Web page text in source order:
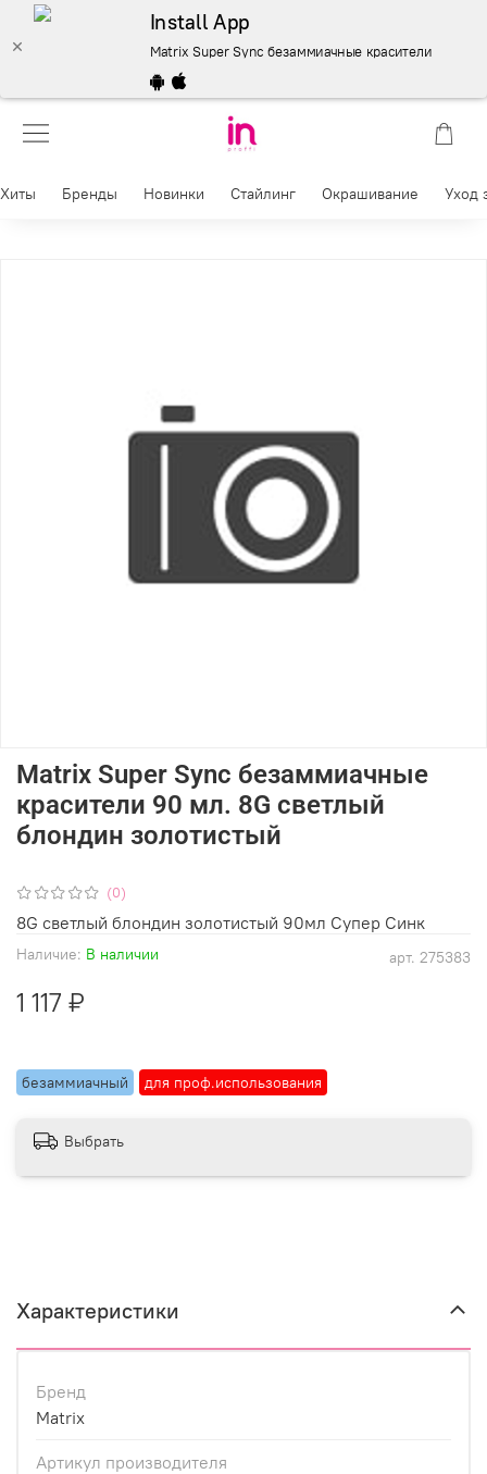
Install App
Matrix Super Sync безаммиачные красители 90 мл.
Хиты Бренды Новинки Стайлинг Окрашивание Уход
(0)
арт. 275383
Наличие: В наличии
безаммиачный для проф.использования
Matrix Super Sync безаммиачные
красители 90 мл. 8G светлый
блондин золотистый
1 117 ₽
8G светлый блондин золотистый 90мл Супер Синк
Выбрать
Характеристики
Бренд
Matrix
Артикул производителя